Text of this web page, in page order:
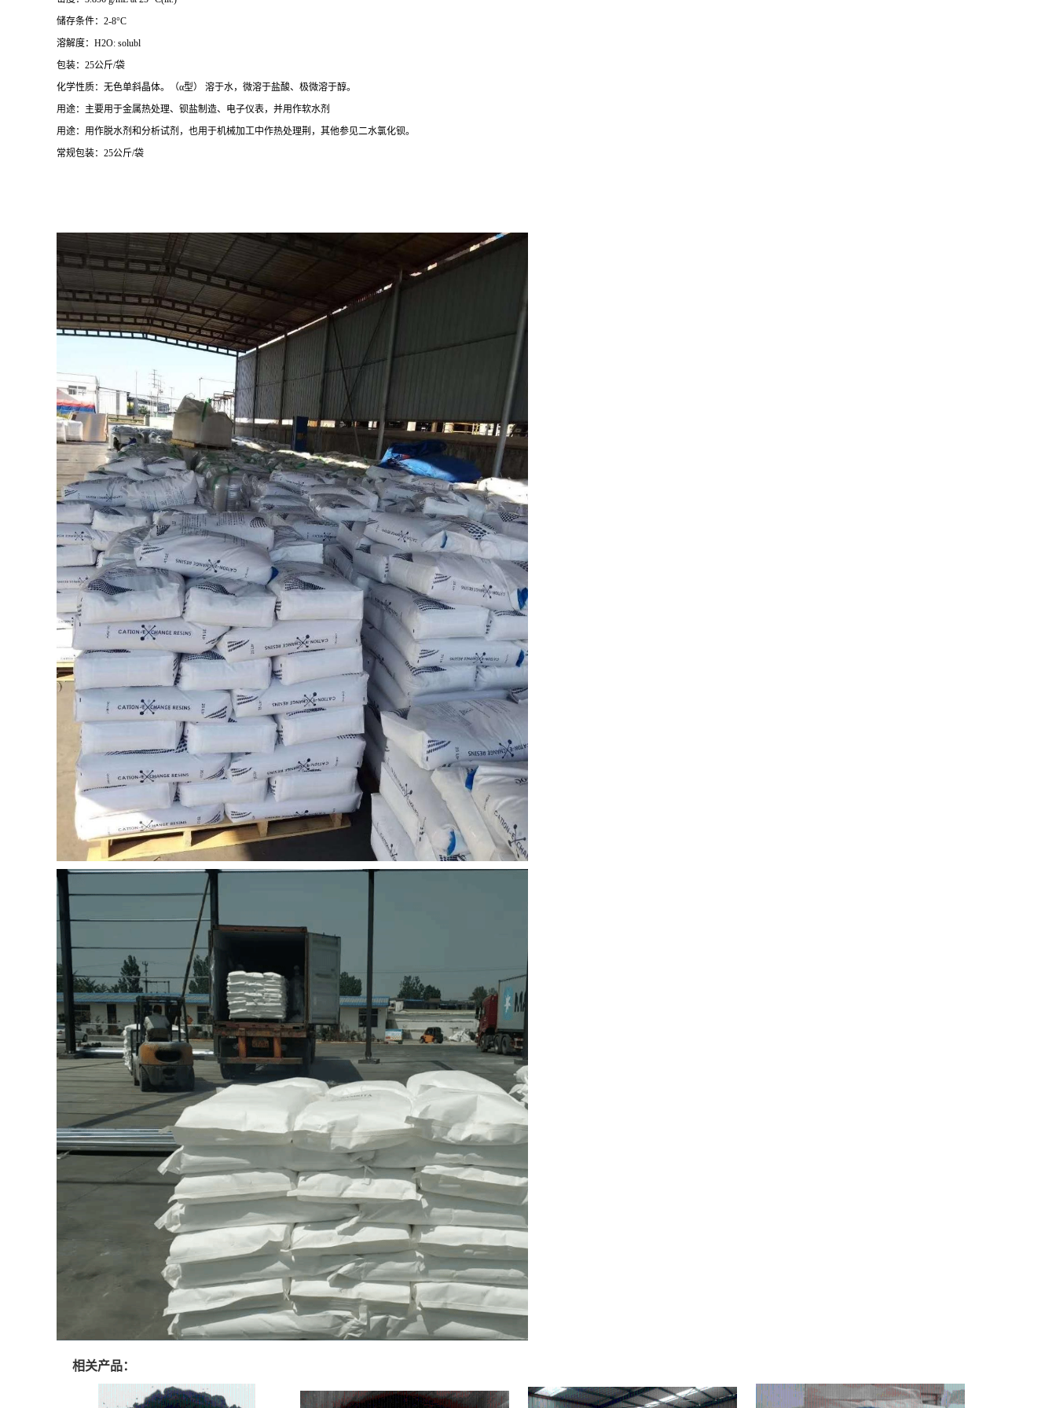
储存条件：2-8°C
溶解度：H2O: solubl
包装：25公斤/袋
化学性质：无色单斜晶体。（α型） 溶于水，微溶于盐酸、极微溶于醇。
用途：主要用于金属热处理、钡盐制造、电子仪表，并用作软水剂
用途：用作脱水剂和分析试剂，也用于机械加工中作热处理荆，其他参见二水氯化钡。
常规包装：25公斤/袋
相关产品：